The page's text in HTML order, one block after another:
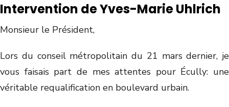
Intervention de Yves-Marie Uhlrich
Monsieur le Président,
Lors du conseil métropolitain du 21 mars dernier, je
vous faisais part de mes attentes pour Écully: une
véritable requalification en boulevard urbain.